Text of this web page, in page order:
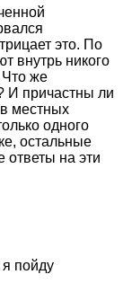
это. По
внутрь никого
Что же
И причастны ли
местных
одного
остальные
ответы на эти
пойду